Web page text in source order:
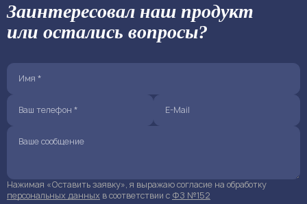
Заинтересовал наш продукт
или остались вопросы?
Нажимая «Оставить заявку», я выражаю согласие на обработку
персональных данных в соответствии с ФЗ №152